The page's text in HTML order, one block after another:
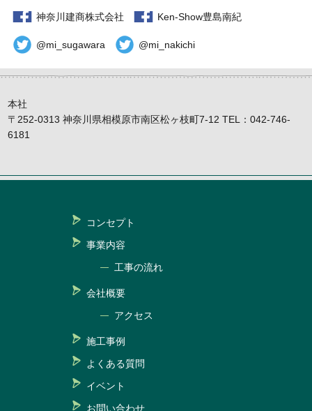
神奈川建商株式会社 Ken-Show豊島南紀
@mi_sugawara @mi_nakichi
本社
〒252-0313 神奈川県相模原市南区松ヶ枝町7-12 TEL：042-746-
6181
コンセプト
事業内容
工事の流れ
会社概要
アクセス
施工事例
よくある質問
イベント
お問い合わせ